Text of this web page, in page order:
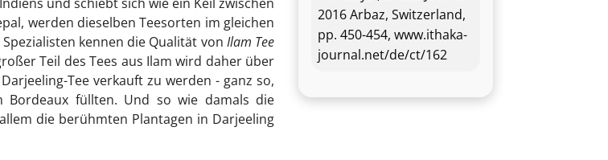
werden dieselben Teesorten im gleichen
kennen die Qualität von Ilam Tee
Teil des Tees aus Ilam wird daher über
Tee verkauft zu werden - ganz so,
Bordeaux füllten. Und so wie damals die
die berühmten Plantagen in Darjeeling
2016 Arbaz, Switzerland,
pp. 450-454, www.ithaka-
journal.net/de/ct/162